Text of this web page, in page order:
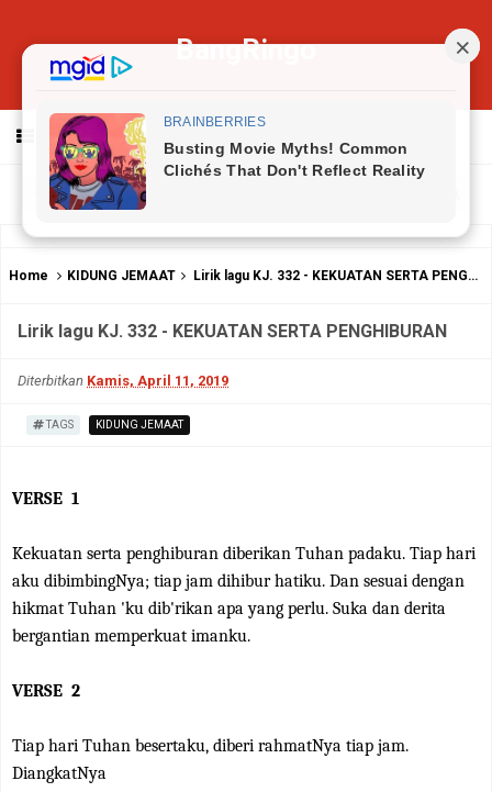
BangRingo
MENU
Home KIDUNG JEMAAT Lirik lagu KJ. 332 - KEKUATAN SERTA PENGHIBURAN
Lirik lagu KJ. 332 - KEKUATAN SERTA PENGHIBURAN
Diterbitkan Kamis, April 11, 2019
TAGS KIDUNG JEMAAT
VERSE 1
Kekuatan serta penghiburan diberikan Tuhan padaku. Tiap hari
aku dibimbingNya; tiap jam dihibur hatiku. Dan sesuai dengan
hikmat Tuhan 'ku dib'rikan apa yang perlu. Suka dan derita
bergantian memperkuat imanku.
VERSE 2
Tiap hari Tuhan besertaku, diberi rahmatNya tiap jam.
DiangkatNya